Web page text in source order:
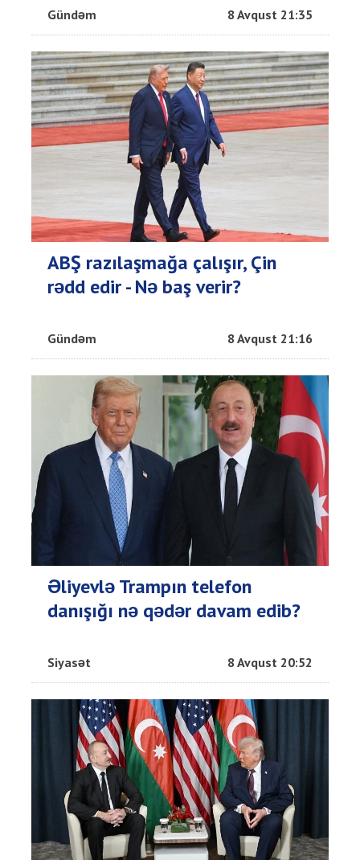
Gündəm 8 Avqust 21:35
ABŞ razılaşmağa çalışır, Çin
rədd edir - Nə baş verir?
Gündəm 8 Avqust 21:16
Əliyevlə Trampın telefon
danışığı nə qədər davam edib?
Siyasət 8 Avqust 20:52